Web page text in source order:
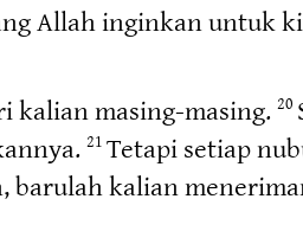
Allah inginkan untuk
kalian masing-masing. 20
21 Tetapi setiap
barulah kalian